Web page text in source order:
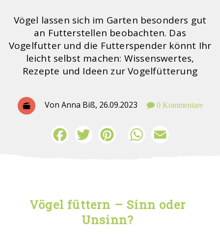
Vögel lassen sich im Garten besonders gut
an Futterstellen beobachten. Das
Vogelfutter und die Futterspender könnt Ihr
leicht selbst machen: Wissenswertes,
Rezepte und Ideen zur Vogelfütterung
Von Anna Biß, 26.09.2023 0 Kommentare
FacebookTwitter Pinterest WhatsApp
Vögel füttern – Sinn oder
Unsinn?